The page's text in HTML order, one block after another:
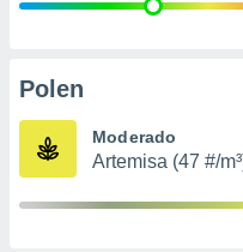
publicidad
Polen
Moderado
Artemisa (47 #/